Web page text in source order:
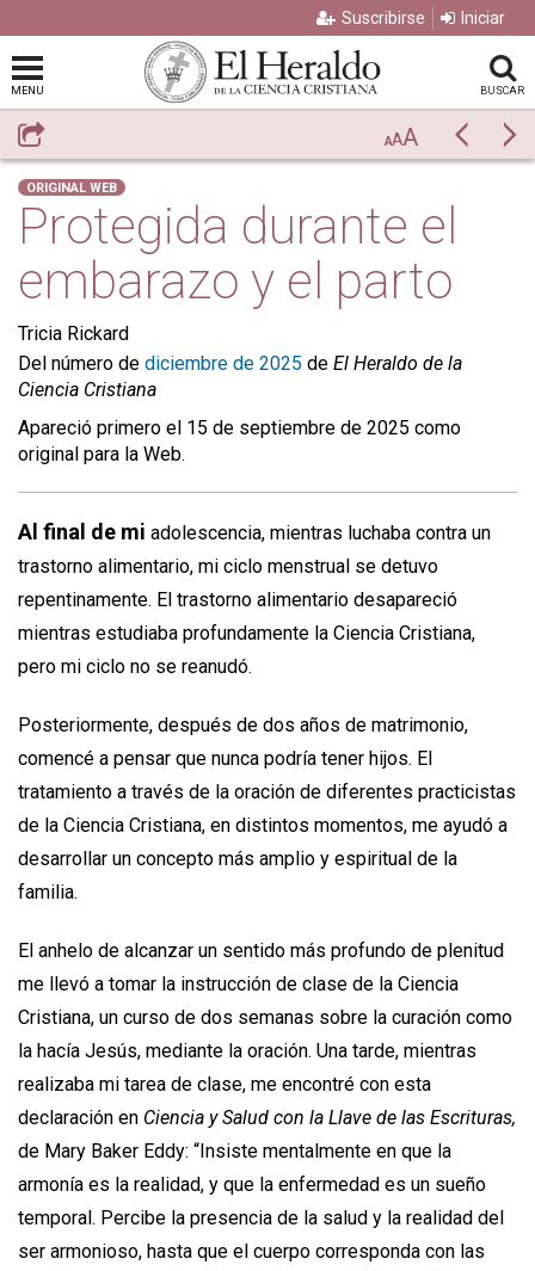
Suscribirse Iniciar
MENU BUSCAR
Compartir AAA Previo
ORIGINAL WEB
Protegida durante el
embarazo y el parto
Tricia Rickard
Del número de diciembre de 2025 de El Heraldo de la
Ciencia Cristiana
Apareció primero el 15 de septiembre de 2025 como
original para la Web.
Al final de mi adolescencia, mientras luchaba contra un
trastorno alimentario, mi ciclo menstrual se detuvo
repentinamente. El trastorno alimentario desapareció
mientras estudiaba profundamente la Ciencia Cristiana,
pero mi ciclo no se reanudó.
Posteriormente, después de dos años de matrimonio,
comencé a pensar que nunca podría tener hijos. El
tratamiento a través de la oración de diferentes practicistas
de la Ciencia Cristiana, en distintos momentos, me ayudó a
desarrollar un concepto más amplio y espiritual de la
familia.
El anhelo de alcanzar un sentido más profundo de plenitud
me llevó a tomar la instrucción de clase de la Ciencia
Cristiana, un curso de dos semanas sobre la curación como
la hacía Jesús, mediante la oración. Una tarde, mientras
realizaba mi tarea de clase, me encontré con esta
declaración en Ciencia y Salud con la Llave de las Escrituras,
de Mary Baker Eddy: “Insiste mentalmente en que la
armonía es la realidad, y que la enfer­medad es un sueño
temporal. Percibe la presencia de la salud y la realidad del
ser armonioso, hasta que el cuerpo corres­ponda con las